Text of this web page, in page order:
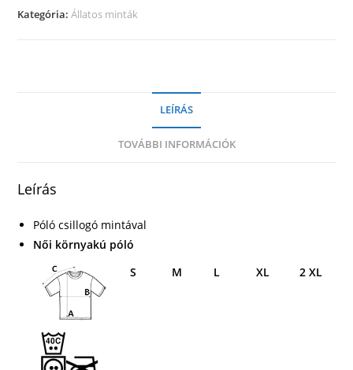
Kategória:Állatos minták
LEÍRÁS
TOVÁBBI INFORMÁCIÓK
Leírás
Póló csillogó mintával
Női környakú póló
S
M L XL 2 XL